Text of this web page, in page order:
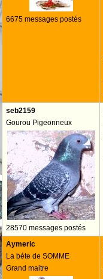
6675 messages postés
seb2159
Gourou Pigeonneux
28570 messages postés
Aymeric
La béte de SOMME
Grand maitre